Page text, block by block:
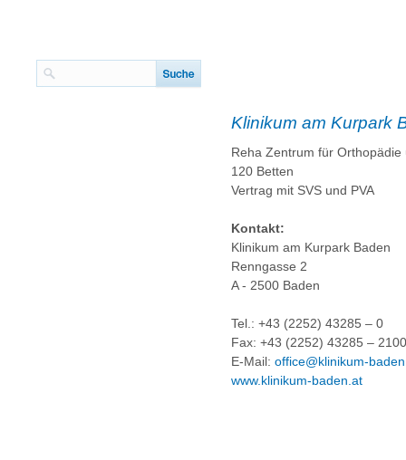
Klinikum am Kurpark
Reha Zentrum für
120 Betten
Vertrag mit SVS und PVA
Kontakt:
Klinikum am Kurpark Baden
Renngasse 2
A - 2500 Baden
Tel.: +43 (2252) 43285 – 0
Fax: +43 (2252) 43285 – 2100
E-Mail: office@klinikum-
www.klinikum-baden.at